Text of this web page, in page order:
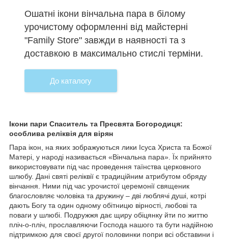
Ошатні ікони вінчальна пара в білому
урочистому оформленні від майстерні
"Family Store" завжди в наявності та з
доставкою в максимально стислі терміни.
До каталогу
Ікони пари Спаситель та Пресвята Богородиця:
особлива реліквія для вірян
Пара ікон, на яких зображуються лики Ісуса Христа та Божої
Матері, у народі називається «Вінчальна пара». Їх прийнято
використовувати під час проведення таїнства церковного
шлюбу. Дані святі реліквії є традиційним атрибутом обряду
вінчання. Ними під час урочистої церемонії священик
благословляє чоловіка та дружину – дві люблячі душі, котрі
дають Богу та один одному обітницю вірності, любові та
поваги у шлюбі. Подружжя дає щиру обіцянку йти по життю
пліч-о-пліч, прославляючи Господа нашого та бути надійною
підтримкою для своєї другої половинки попри всі обставини і